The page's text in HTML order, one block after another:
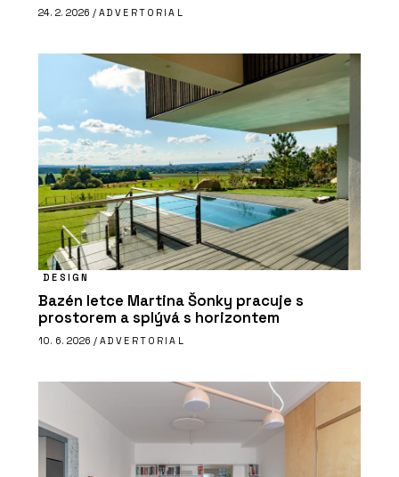
24. 2. 2026 / ADVERTORIAL
DESIGN
Bazén letce Martina Šonky pracuje s
prostorem a splývá s horizontem
10. 6. 2026 / ADVERTORIAL